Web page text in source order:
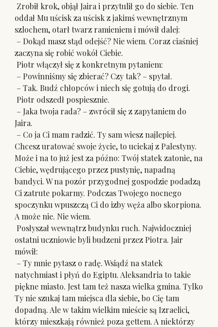
Zrobił krok, objął Jaira i przytulił go do siebie. Ten
oddał Mu uścisk za uścisk z jakimś wewnętrznym
szlochem, otarł twarz ramieniem i mówił dalej:
– Dokąd masz stąd odejść? Nie wiem. Coraz ciaśniej
zaczyna się robić wokół Ciebie.
Piotr włączył się z konkretnym pytaniem:
– Powinniśmy się zbierać? Czy tak? – spytał.
– Tak. Budź chłopców i niech się gotują do drogi.
Piotr odszedł pospiesznie.
– Jaka twoja rada? – zwrócił się z zapytaniem do
Jaira.
– Co ja Ci mam radzić. Ty sam wiesz najlepiej.
Chcesz uratować swoje życie, to uciekaj z Palestyny.
Może i na to już jest za późno: Twój statek zatonie, na
Ciebie, wędrującego przez pustynię, napadną
bandyci. W na pozór przygodnej gospodzie podadzą
Ci zatrute pokarmy. Podczas Twojego nocnego
spoczynku wpuszczą Ci do izby węża albo skorpiona.
A może nie. Nie wiem.
Posłyszał wewnątrz budynku ruch. Najwidoczniej
ostatni uczniowie byli budzeni przez Piotra. Jair
mówił:
– Ty mnie pytasz o radę. Wsiądź na statek
natychmiast i płyń do Egiptu. Aleksandria to takie
piękne miasto. Jest tam też nasza wielka gmina. Tylko
Ty nie szukaj tam miejsca dla siebie, bo Cię tam
dopadną. Ale w takim wielkim mieście są Izraelici,
którzy mieszkają również poza gettem. A niektórzy